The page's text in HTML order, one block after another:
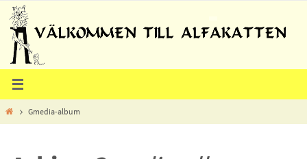
Hoppa
till
innehållet
HomeGmedia-album